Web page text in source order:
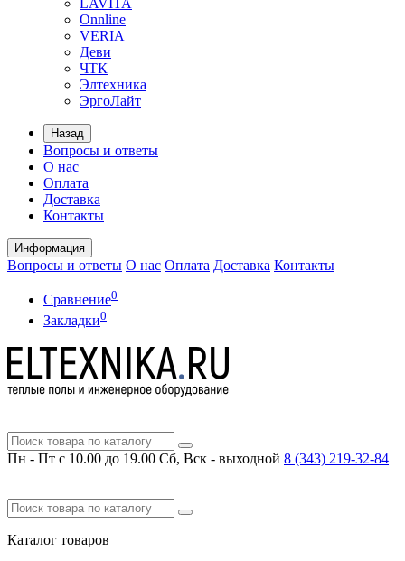
LAVITA
Onnline
VERIA
Деви
ЧТК
Элтехника
ЭргоЛайт
Назад
Вопросы и ответы
О нас
Оплата
Доставка
Контакты
Информация
Вопросы и ответы О нас Оплата Доставка Контакты
Сравнение0
Закладки0
Пн - Пт с 10.00 до 19.00 Сб, Вск - выходной 8 (343) 219-32-84
Каталог товаров